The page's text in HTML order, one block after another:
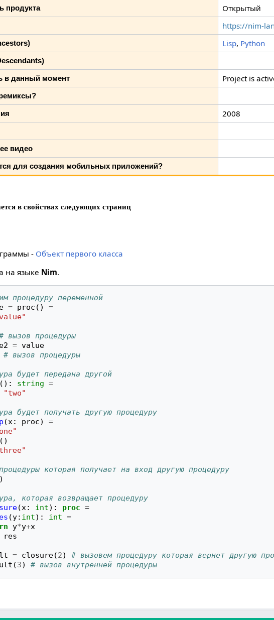
продукта Открытый
https://nim-
Lisp, Python
в данный момент Project is
2008
видео
для создания мобильных приложений?
в свойствах следующих страниц
- Объект первого класса
на языке Nim.
процедуру переменной
= proc ()
=
вызов процедуры
= value
# вызов процедуры
будет передана другой
(): string =
"two"
будет получать другую процедуру
(x: proc)
=
которая получает на вход другую процедуру
)
которая возвращает процедуру
(x: int): proc =
(y: int): int =
y*y+x
res
= closure(2)
# вызовем процедуру которая вернет другую
(3) # вызов внутренней процедуры